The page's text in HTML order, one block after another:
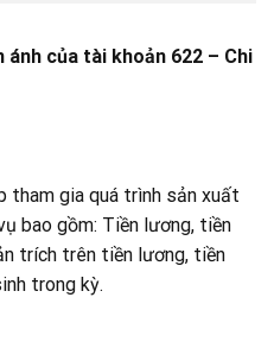
ánh của tài khoản 622 – Chi
tham gia quá trình sản xuất
bao gồm: Tiền lương, tiền
trích trên tiền lương, tiền
trong kỳ.